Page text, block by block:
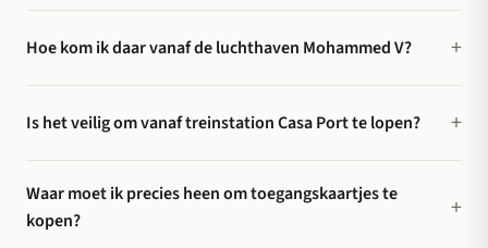
Hoe kom ik daar vanaf de luchthaven Mohammed V?
Is het veilig om vanaf treinstation Casa Port te lopen?
Waar moet ik precies heen om toegangskaartjes te
kopen?